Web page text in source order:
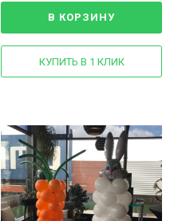
В КОРЗИНУ
КУПИТЬ В 1 КЛИК